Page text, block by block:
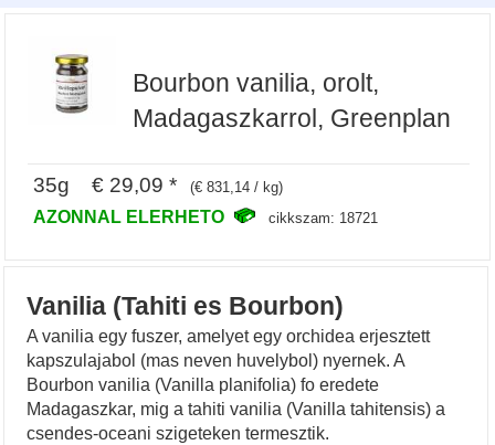
Bourbon vanilia, orolt,
Madagaszkarrol, Greenplan
35g € 29,09 * (€ 831,14 / kg)
AZONNAL ELERHETO cikkszam: 18721
Vanilia (Tahiti es Bourbon)
A vanilia egy fuszer, amelyet egy orchidea erjesztett
kapszulajabol (mas neven huvelybol) nyernek. A
Bourbon vanilia (Vanilla planifolia) fo eredete
Madagaszkar, mig a tahiti vanilia (Vanilla tahitensis) a
csendes-oceani szigeteken termesztik.